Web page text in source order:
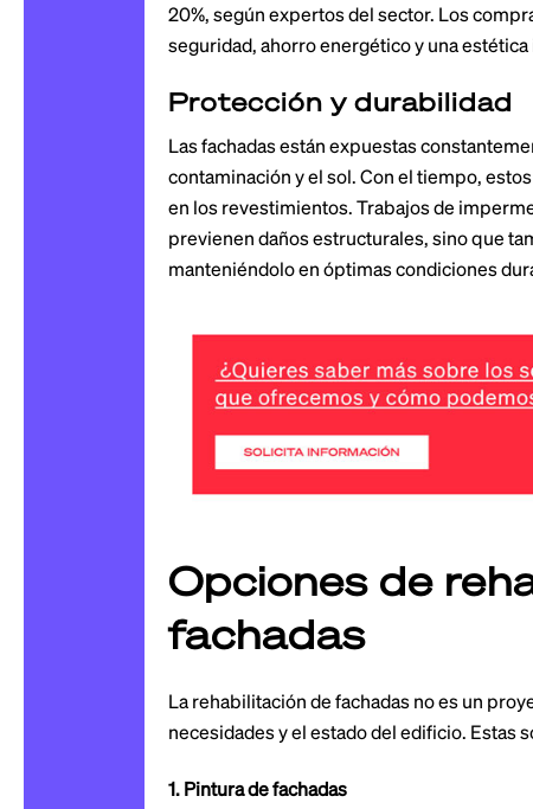
20%, según expertos del sector. Los
seguridad, ahorro energético y una
Protección y durabilidad
Las fachadas están expuestas
contaminación y el sol. Con el tiempo,
en los revestimientos. Trabajos de
previenen daños estructurales, sino que
manteniéndolo en óptimas condiciones
Opciones de
fachadas
La rehabilitación de fachadas no es un
necesidades y el estado del edificio. Estas
1. Pintura de fachadas